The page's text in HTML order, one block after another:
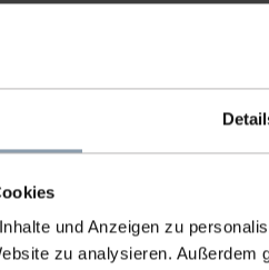
und Anzeigen zu
zu analysieren.